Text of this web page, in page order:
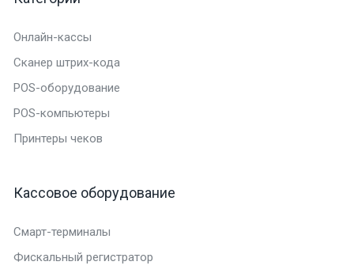
Онлайн-кассы
Сканер штрих-кода
POS-оборудование
POS-компьютеры
Принтеры чеков
Кассовое оборудование
Смарт-терминалы
Фискальный регистратор